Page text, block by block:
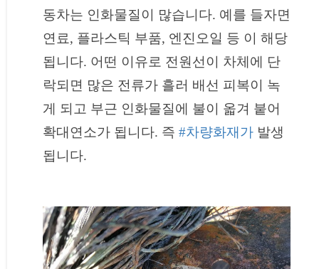
동차는 인화물질이 많습니다. 예를 들자면
연료, 플라스틱 부품, 엔진오일 등 이 해당
됩니다. 어떤 이유로 전원선이 차체에 단
락되면 많은 전류가 흘러 배선 피복이 녹
게 되고 부근 인화물질에 불이 옯겨 붙어
확대연소가 됩니다. 즉 #차량화재가 발생
됩니다.